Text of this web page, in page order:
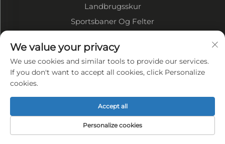
Landbrugsskur
Sportsbaner Og Felter
OM VIRKSOMHEDEN
Virksomhedsprofil
Privatlivspolitik
We value your privacy
We use cookies and similar tools to provide our services.
If you don't want to accept all cookies, click Personalize
cookies.
Personalize cookies
Accept all